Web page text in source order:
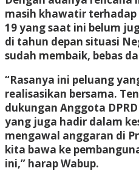
masih khawatir terhadap
19 yang saat ini belum
di tahun depan situasi
sudah membaik, bebas
“Rasanya ini peluang
realisasikan bersama.
dukungan Anggota
yang juga hadir dalam
mengawal anggaran di
kita bawa ke
ini,” harap Wabup.